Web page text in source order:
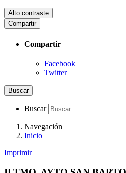
Alto contraste
Compartir
Compartir
Facebook
Twitter
Buscar
Buscar
Navegación
Inicio
Imprimir